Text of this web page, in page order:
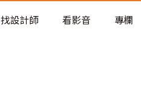
找設計師 看影音 專欄